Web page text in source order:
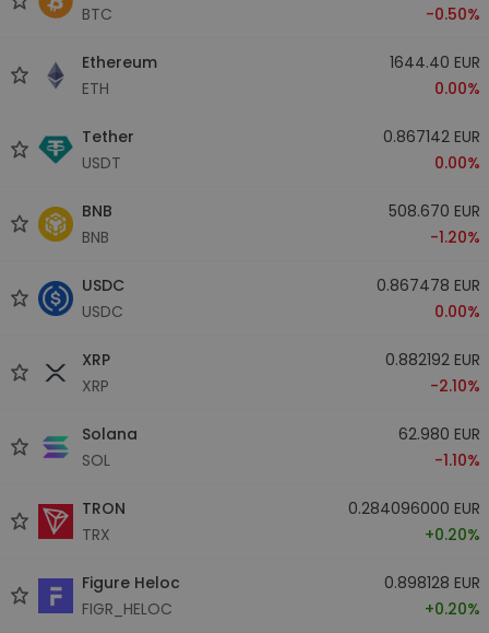
BTC
-0.50%
Ethereum
ETH
1644.40 EUR
0.00%
Tether
USDT
0.867142 EUR
0.00%
BNB
BNB
508.670 EUR
-1.20%
USDC
USDC
0.867478 EUR
0.00%
XRP
XRP
0.882192 EUR
-2.10%
Solana
SOL
62.980 EUR
-1.10%
TRON
TRX
0.284096000 EUR
+0.20%
Figure Heloc
FIGR_HELOC
0.898128 EUR
+0.20%